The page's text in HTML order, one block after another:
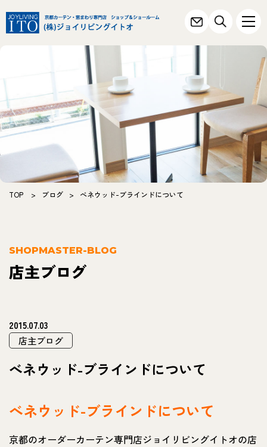
TOP > ブログ > べネウッド-ブラインドについて
SHOPMASTER-BLOG
店主ブログ
2015.07.03
店主ブログ
べネウッド-ブラインドについて
べネウッド-ブラインドについて
京都のオーダーカーテン専門店ジョイリビングイトオの店